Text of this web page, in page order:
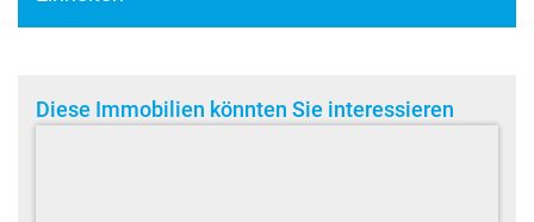
Diese Immobilien könnten Sie interessieren